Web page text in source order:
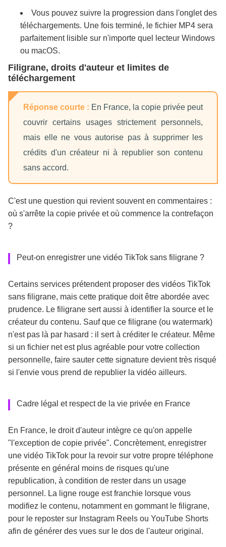
Vous pouvez suivre la progression dans l'onglet des
téléchargements. Une fois terminé, le fichier MP4 sera
parfaitement lisible sur n'importe quel lecteur Windows
ou macOS.
Filigrane, droits d'auteur et limites de
téléchargement
Réponse courte : En France, la copie privée peut
couvrir certains usages strictement personnels,
mais elle ne vous autorise pas à supprimer les
crédits d'un créateur ni à republier son contenu
sans accord.
C'est une question qui revient souvent en commentaires :
où s'arrête la copie privée et où commence la contrefaçon
?
Peut-on enregistrer une vidéo TikTok sans filigrane ?
Certains services prétendent proposer des vidéos TikTok
sans filigrane, mais cette pratique doit être abordée avec
prudence. Le filigrane sert aussi à identifier la source et le
créateur du contenu. Sauf que ce filigrane (ou watermark)
n'est pas là par hasard : il sert à créditer le créateur. Même
si un fichier net est plus agréable pour votre collection
personnelle, faire sauter cette signature devient très risqué
si l'envie vous prend de republier la vidéo ailleurs.
Cadre légal et respect de la vie privée en France
En France, le droit d'auteur intègre ce qu'on appelle
"l'exception de copie privée". Concrètement, enregistrer
une vidéo TikTok pour la revoir sur votre propre téléphone
présente en général moins de risques qu'une
republication, à condition de rester dans un usage
personnel. La ligne rouge est franchie lorsque vous
modifiez le contenu, notamment en gommant le filigrane,
pour le reposter sur Instagram Reels ou YouTube Shorts
afin de générer des vues sur le dos de l'auteur original.